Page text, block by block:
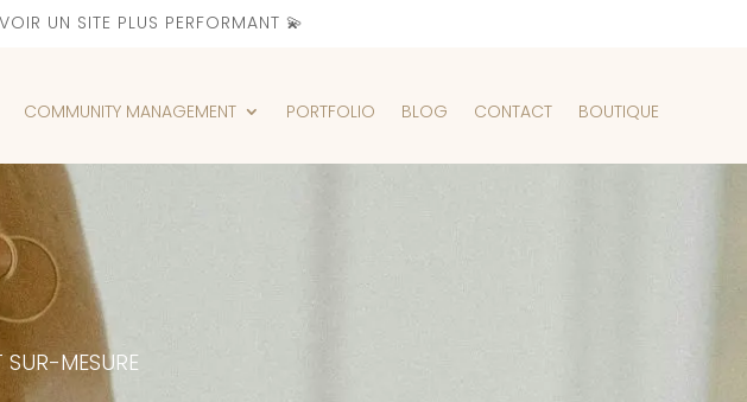
UN SITE PLUS PERFORMANT 💫
COMMUNITY MANAGEMENT PORTFOLIO BLOG CONTACT BOUTIQUE
SUR-MESURE